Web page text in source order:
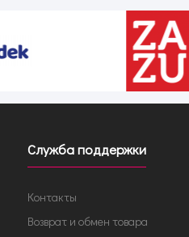
Служба поддержки
Контакты
Возврат и обмен товара